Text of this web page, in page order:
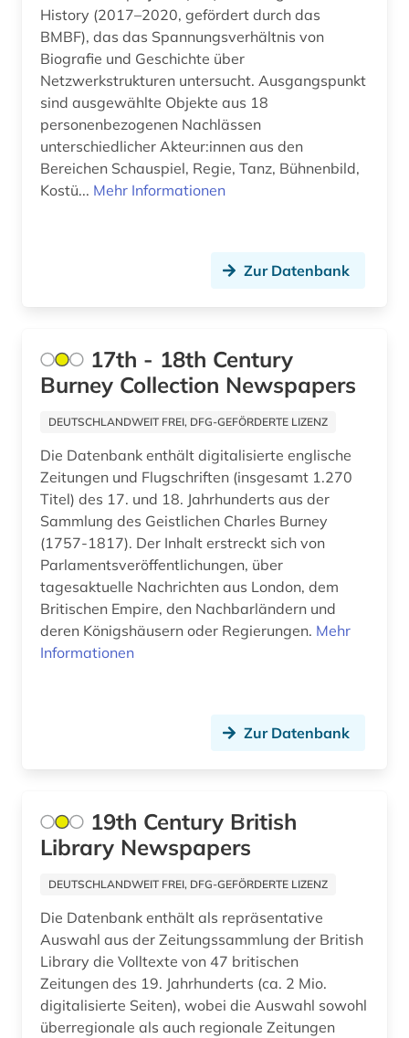
branchenberichte (1)
brief (1)
britische geschichte (1)
broadway (1)
comiczeichner (1)
computer (1)
computerspiel (1)
darstellende kunst (3)
darsteller (1)
datenverarbeitung (1)
desktop-publishing (1)
deutsch (1)
deutsche film gmbh (1)
deutsches nationaltheater weimar (1)
Kroatien (1)
Lettland (1)
Liechtenstein (1)
Luxemburg (2)
Niederlande (2)
Ostasien (1)
Osteuropa (3)
Ostmitteleuropa (1)
Palaestina (2)
Polen (5)
Rumänien (1)
Russland, Sowjetunion (4)
Schweden (5)
Suedostasien (1)
Suedosteuropa (2)
Tschechische Republik (1)
Tuerkei (1)
USA (17)
History (2017–2020, gefördert durch das
BMBF), das das Spannungsverhältnis von
Biografie und Geschichte über
Netzwerkstrukturen untersucht. Ausgangspunkt
sind ausgewählte Objekte aus 18
personenbezogenen Nachlässen
unterschiedlicher Akteur:innen aus den
Bereichen Schauspiel, Regie, Tanz, Bühnenbild,
Kostü... Mehr Informationen
Zur Datenbank
17th - 18th Century
Burney Collection Newspapers
DEUTSCHLANDWEIT FREI, DFG-GEFÖRDERTE LIZENZ
Die Datenbank enthält digitalisierte englische
Zeitungen und Flugschriften (insgesamt 1.270
Titel) des 17. und 18. Jahrhunderts aus der
Sammlung des Geistlichen Charles Burney
(1757-1817). Der Inhalt erstreckt sich von
Parlamentsveröffentlichungen, über
tagesaktuelle Nachrichten aus London, dem
Britischen Empire, den Nachbarländern und
deren Königshäusern oder Regierungen. Mehr
Informationen
Zur Datenbank
19th Century British
Library Newspapers
DEUTSCHLANDWEIT FREI, DFG-GEFÖRDERTE LIZENZ
Die Datenbank enthält als repräsentative
Auswahl aus der Zeitungssammlung der British
Library die Volltexte von 47 britischen
Zeitungen des 19. Jahrhunderts (ca. 2 Mio.
digitalisierte Seiten), wobei die Auswahl sowohl
überregionale als auch regionale Zeitungen